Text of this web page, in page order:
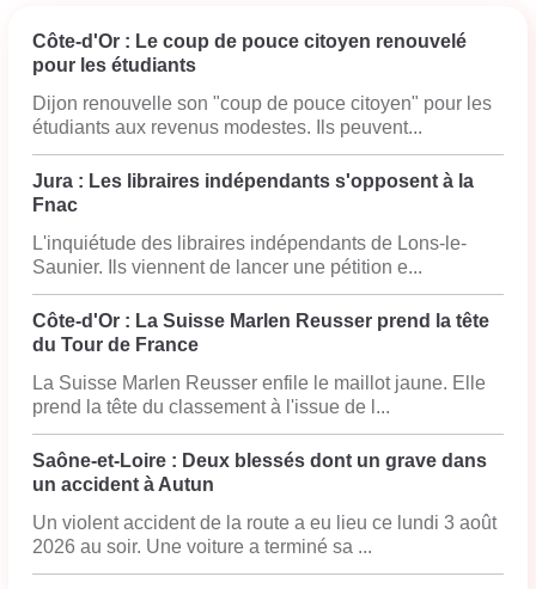
Côte-d'Or : Le coup de pouce citoyen renouvelé
pour les étudiants
Dijon renouvelle son "coup de pouce citoyen" pour les
étudiants aux revenus modestes. Ils peuvent...
Jura : Les libraires indépendants s'opposent à la
Fnac
L'inquiétude des libraires indépendants de Lons-le-
Saunier. Ils viennent de lancer une pétition e...
Côte-d'Or : La Suisse Marlen Reusser prend la tête
du Tour de France
La Suisse Marlen Reusser enfile le maillot jaune. Elle
prend la tête du classement à l'issue de l...
Saône-et-Loire : Deux blessés dont un grave dans
un accident à Autun
Un violent accident de la route a eu lieu ce lundi 3 août
2026 au soir. Une voiture a terminé sa ...